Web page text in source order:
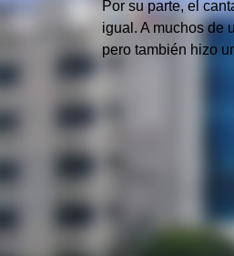
Por su parte, el
igual. A muchos de
pero también hizo